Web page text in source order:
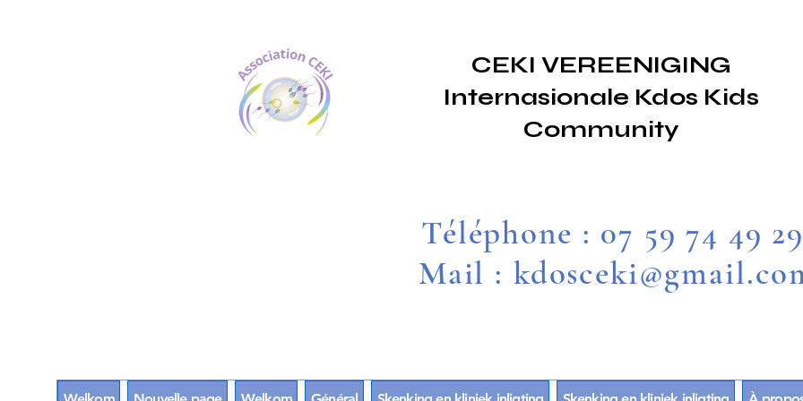
CEKI VEREENIGING
Internasionale Kdos Kids
Community
Téléphone : 07 59 74 49 29
Mail :